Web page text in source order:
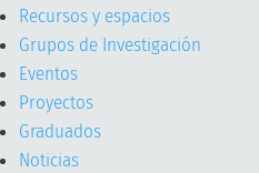
Recursos y espacios
Grupos de Investigación
Eventos
Proyectos
Graduados
Noticias